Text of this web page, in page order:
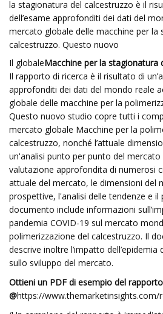
la stagionatura del calcestruzzo è il
dell’esame approfonditi dei dati del
mercato globale delle macchine per la
calcestruzzo. Questo nuovo
Il globaleMacchine per la stagionatura
Il rapporto di ricerca è il risultato di
approfonditi dei dati del mondo reale
globale delle macchine per la
Questo nuovo studio copre tutti i
mercato globale Macchine per la
calcestruzzo, nonché l’attuale
un'analisi punto per punto del mercato
valutazione approfondita di numerosi
attuale del mercato, le dimensioni del
prospettive, l'analisi delle tendenze e
documento include informazioni
pandemia COVID-19 sul mercato
polimerizzazione del calcestruzzo. Il
descrive inoltre l’impatto
sullo sviluppo del mercato.
Ottieni un PDF di esempio del rapporto
@https://www.themarketinsights.com/